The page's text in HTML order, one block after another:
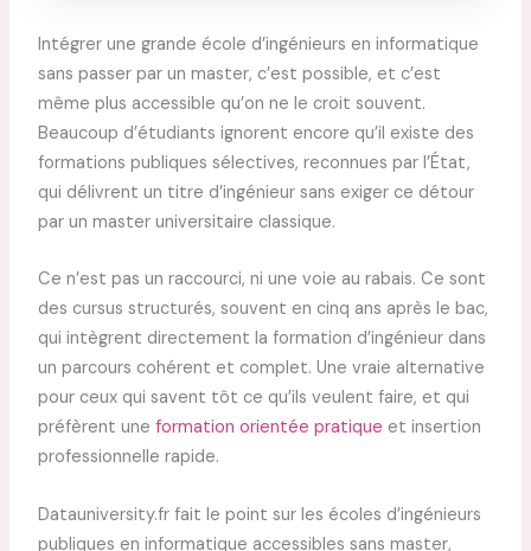
Intégrer une grande école d’ingénieurs en informatique
sans passer par un master, c’est possible, et c’est
même plus accessible qu’on ne le croit souvent.
Beaucoup d’étudiants ignorent encore qu’il existe des
formations publiques sélectives, reconnues par l’État,
qui délivrent un titre d’ingénieur sans exiger ce détour
par un master universitaire classique.
Ce n’est pas un raccourci, ni une voie au rabais. Ce sont
des cursus structurés, souvent en cinq ans après le bac,
qui intègrent directement la formation d’ingénieur dans
un parcours cohérent et complet. Une vraie alternative
pour ceux qui savent tôt ce qu’ils veulent faire, et qui
préfèrent une formation orientée pratique et insertion
professionnelle rapide.
Datauniversity.fr fait le point sur les écoles d’ingénieurs
publiques en informatique accessibles sans master,